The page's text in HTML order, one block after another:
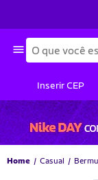
Busca
Inserir CEP
Home Casual